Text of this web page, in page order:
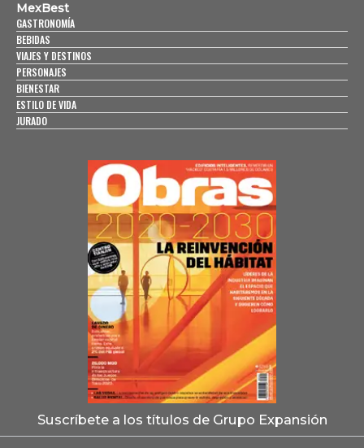
MexBest
GASTRONOMÍA
BEBIDAS
VIAJES Y DESTINOS
PERSONAJES
BIENESTAR
ESTILO DE VIDA
JURADO
Suscríbete a los títulos de Grupo Expansión